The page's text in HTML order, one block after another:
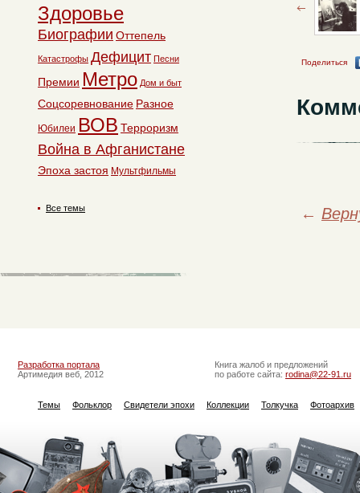
Поделиться
←
Здоровье
Биографии Оттепель
Катастрофы Дефицит Песни
Премии Метро Дом и быт
Соцсоревнование Разное
Юбилеи ВОВ Терроризм
Война в Афганистане
Эпоха застоя Мультфильмы
Все темы
Разработка портала
Артимедия веб, 2012
Книга жалоб и предложений
по работе сайта: rodina@22-91.ru
Темы Фольклор Свидетели эпохи Коллекции Толкучка Фотоархив